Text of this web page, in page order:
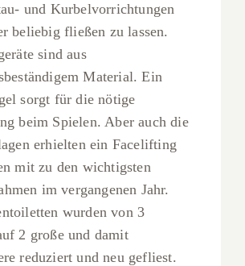
und Kurbelvorrichtungen
beliebig fließen zu lassen.
sind aus
Material. Ein
sorgt für die nötige
beim Spielen. Aber auch die
erhielten ein Facelifting
mit zu den wichtigsten
im vergangenen Jahr.
wurden von 3
2 große und damit
reduziert und neu gefliest.